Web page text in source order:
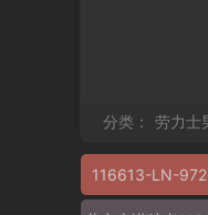
分类： 劳力士
116613-LN-